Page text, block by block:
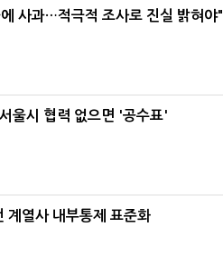
사과…적극적 조사로 진실 밝혀야"
울시 협력 없으면 '공수표'
계열사 내부통제 표준화